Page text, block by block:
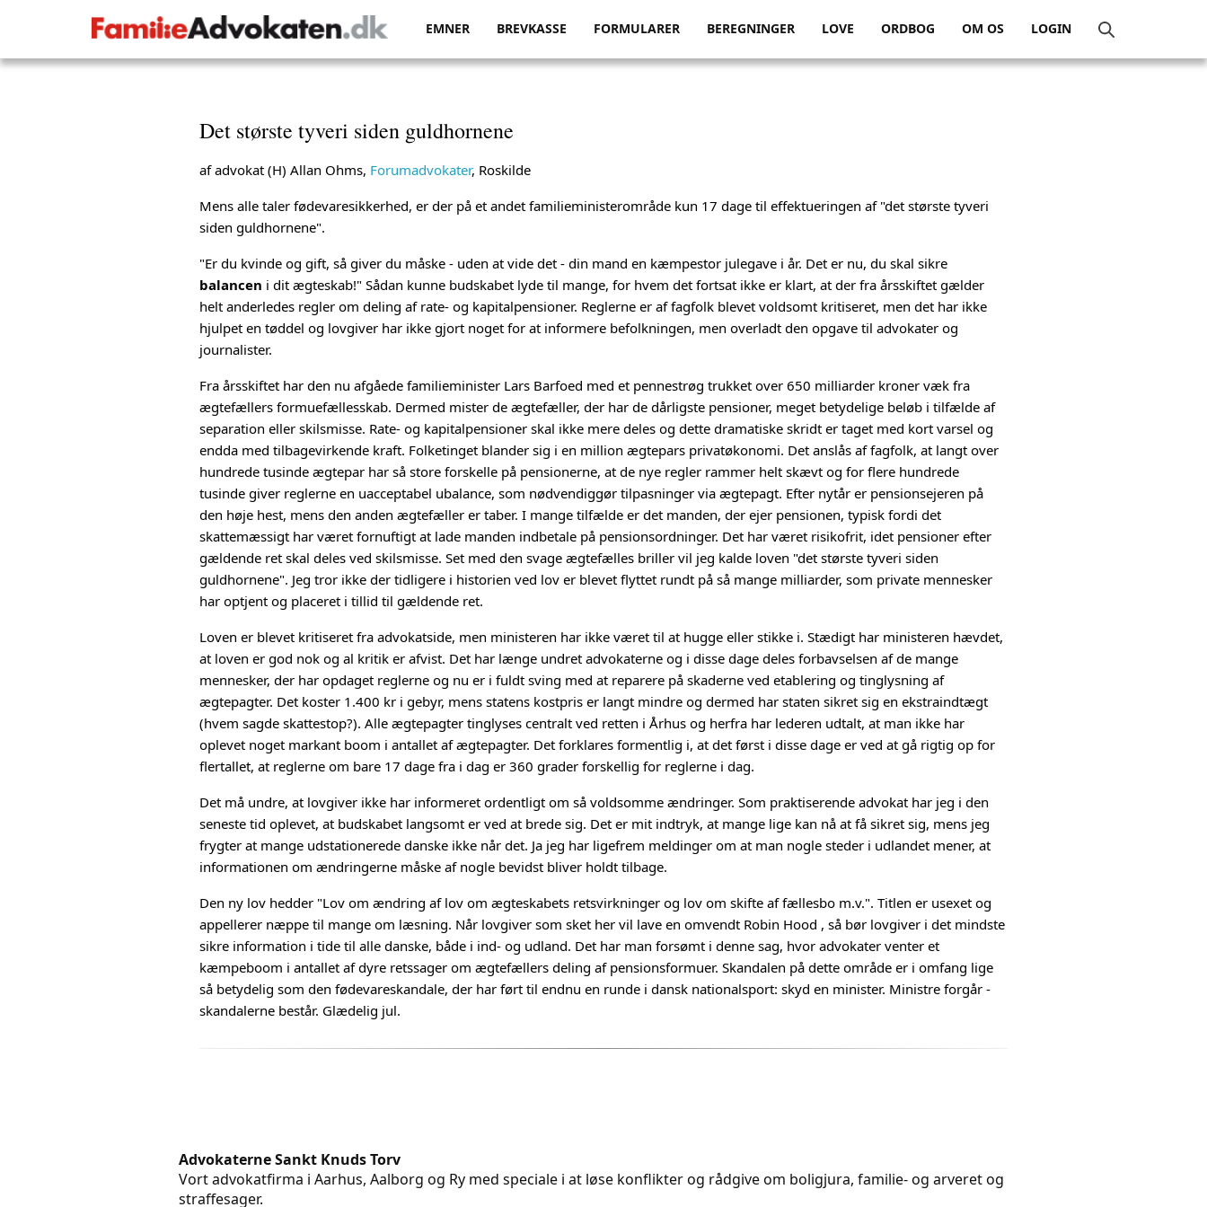
EMNER BREVKASSE FORMULARER BEREGNINGER LOVE ORDBOG OM OS LOGIN
Det største tyveri siden guldhornene
af advokat (H) Allan Ohms, Forumadvokater, Roskilde
Mens alle taler fødevaresikkerhed, er der på et andet familieministerområde kun 17 dage til effektueringen af "det største tyveri
siden guldhornene".
"Er du kvinde og gift, så giver du måske - uden at vide det - din mand en kæmpestor julegave i år. Det er nu, du skal sikre
balancen i dit ægteskab!" Sådan kunne budskabet lyde til mange, for hvem det fortsat ikke er klart, at der fra årsskiftet gælder
helt anderledes regler om deling af rate- og kapitalpensioner. Reglerne er af fagfolk blevet voldsomt kritiseret, men det har ikke
hjulpet en tøddel og lovgiver har ikke gjort noget for at informere befolkningen, men overladt den opgave til advokater og
journalister.
Fra årsskiftet har den nu afgåede familieminister Lars Barfoed med et pennestrøg trukket over 650 milliarder kroner væk fra
ægtefællers formuefællesskab. Dermed mister de ægtefæller, der har de dårligste pensioner, meget betydelige beløb i tilfælde af
separation eller skilsmisse. Rate- og kapitalpensioner skal ikke mere deles og dette dramatiske skridt er taget med kort varsel og
endda med tilbagevirkende kraft. Folketinget blander sig i en million ægtepars privatøkonomi. Det anslås af fagfolk, at langt over
hundrede tusinde ægtepar har så store forskelle på pensionerne, at de nye regler rammer helt skævt og for flere hundrede
tusinde giver reglerne en uacceptabel ubalance, som nødvendiggør tilpasninger via ægtepagt. Efter nytår er pensionsejeren på
den høje hest, mens den anden ægtefæller er taber. I mange tilfælde er det manden, der ejer pensionen, typisk fordi det
skattemæssigt har været fornuftigt at lade manden indbetale på pensionsordninger. Det har været risikofrit, idet pensioner efter
gældende ret skal deles ved skilsmisse. Set med den svage ægtefælles briller vil jeg kalde loven "det største tyveri siden
guldhornene". Jeg tror ikke der tidligere i historien ved lov er blevet flyttet rundt på så mange milliarder, som private mennesker
har optjent og placeret i tillid til gældende ret.
Loven er blevet kritiseret fra advokatside, men ministeren har ikke været til at hugge eller stikke i. Stædigt har ministeren hævdet,
at loven er god nok og al kritik er afvist. Det har længe undret advokaterne og i disse dage deles forbavselsen af de mange
mennesker, der har opdaget reglerne og nu er i fuldt sving med at reparere på skaderne ved etablering og tinglysning af
ægtepagter. Det koster 1.400 kr i gebyr, mens statens kostpris er langt mindre og dermed har staten sikret sig en ekstraindtægt
(hvem sagde skattestop?). Alle ægtepagter tinglyses centralt ved retten i Århus og herfra har lederen udtalt, at man ikke har
oplevet noget markant boom i antallet af ægtepagter. Det forklares formentlig i, at det først i disse dage er ved at gå rigtig op for
flertallet, at reglerne om bare 17 dage fra i dag er 360 grader forskellig for reglerne i dag.
Det må undre, at lovgiver ikke har informeret ordentligt om så voldsomme ændringer. Som praktiserende advokat har jeg i den
seneste tid oplevet, at budskabet langsomt er ved at brede sig. Det er mit indtryk, at mange lige kan nå at få sikret sig, mens jeg
frygter at mange udstationerede danske ikke når det. Ja jeg har ligefrem meldinger om at man nogle steder i udlandet mener, at
informationen om ændringerne måske af nogle bevidst bliver holdt tilbage.
Den ny lov hedder "Lov om ændring af lov om ægteskabets retsvirkninger og lov om skifte af fællesbo m.v.". Titlen er usexet og
appellerer næppe til mange om læsning. Når lovgiver som sket her vil lave en omvendt Robin Hood , så bør lovgiver i det mindste
sikre information i tide til alle danske, både i ind- og udland. Det har man forsømt i denne sag, hvor advokater venter et
kæmpeboom i antallet af dyre retssager om ægtefællers deling af pensionsformuer. Skandalen på dette område er i omfang lige
så betydelig som den fødevareskandale, der har ført til endnu en runde i dansk nationalsport: skyd en minister. Ministre forgår -
skandalerne består. Glædelig jul.
Advokaterne Sankt Knuds Torv
Vort advokatfirma i Aarhus, Aalborg og Ry med speciale i at løse konflikter og rådgive om boligjura, familie- og arveret og
straffesager.